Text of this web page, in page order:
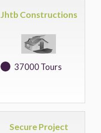
Jhtb Constructions
37000 Tours
Secure Project